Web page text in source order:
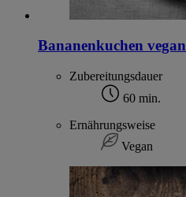
Bananenkuchen vegan
Zubereitungsdauer
60 min.
Ernährungsweise
Vegan